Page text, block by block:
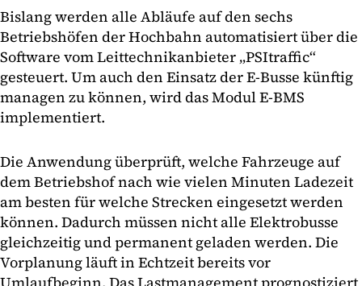
Bislang werden alle Abläufe auf den sechs
Betriebshöfen der Hochbahn automatisiert über die
Software vom Leittechnikanbieter „PSItraffic“
gesteuert. Um auch den Einsatz der E-Busse künftig
managen zu können, wird das Modul E-BMS
implementiert.
Die Anwendung überprüft, welche Fahrzeuge auf
dem Betriebshof nach wie vielen Minuten Ladezeit
am besten für welche Strecken eingesetzt werden
können. Dadurch müssen nicht alle Elektrobusse
gleichzeitig und permanent geladen werden. Die
Vorplanung läuft in Echtzeit bereits vor